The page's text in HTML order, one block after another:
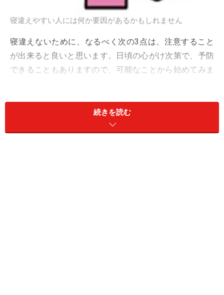
寝違えやすい人には何か要因があるかもしれません
寝違えないために、なるべく次の3点は、注意すること
が出来ると良いと思います。日頃の心がけ次第で、予防
できることもありますので、可能なことから始めてみま
その場合も、焦って性格（考え方）を直そうとしたり、
環境を変えようとすると、かえってストレスになってし
続きを読む